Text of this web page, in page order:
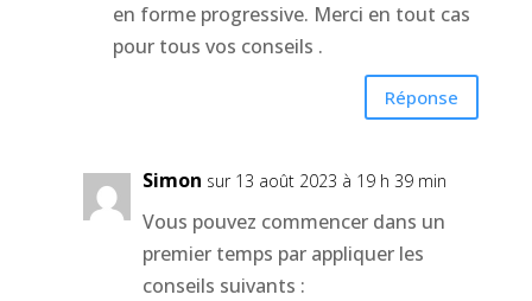
en forme progressive. Merci en tout cas
pour tous vos conseils .
Réponse
Simon sur 13 août 2023 à 19 h 39 min
Vous pouvez commencer dans un
premier temps par appliquer les
conseils suivants :